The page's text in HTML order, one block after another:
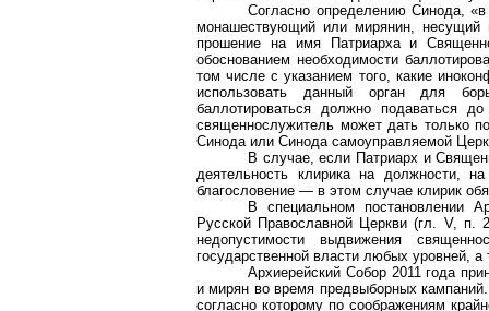
Согласно определению Синода,
монашествующий или мирянин, несущий
прошение на имя Патриарха и
обоснованием необходимости
том числе с указанием того, какие
использовать данный орган для
баллотироваться должно подаваться
священнослужитель может дать только
Синода или Синода самоуправляемой
В случае, если Патриарх и
деятельность клирика на должности,
благословение — в этом случае клирик
В специальном постановлении
Русской Православной Церкви (гл. V, п.
недопустимости выдвижения
государственной власти любых уровней, а
Архиерейский Собор 2011 года
и мирян во время предвыборных
согласно которому по соображениям